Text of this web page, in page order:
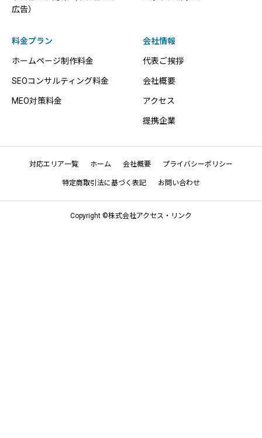
広告）
料金プラン
ホームページ制作料金
SEOコンサルティング料金
MEO対策料金
会社情報
代表ご挨拶
会社概要
アクセス
提携企業
対応エリア一覧 ホーム 会社概要 プライバシーポリシー
特定商取引法に基づく表記 お問い合わせ
Copyright ©株式会社アクセス・リンク